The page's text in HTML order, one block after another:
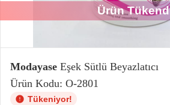
Ürün
Modayase Eşek Sütlü Beyazlatıcı
Ürün Kodu: O-2801
Tükeniyor!